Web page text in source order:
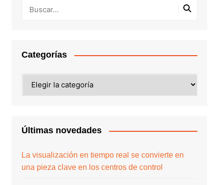
Categorías
Últimas novedades
La visualización en tiempo real se convierte en
una pieza clave en los centros de control